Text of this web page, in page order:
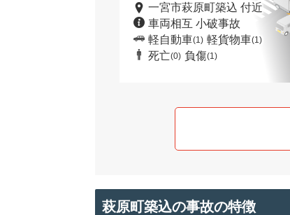
一宮市萩原町築込 付近
車両相互 小破事故
軽自動車(1) 軽貨物車(1)
死亡(0) 負傷(1)
萩原町築込の事故の特徴